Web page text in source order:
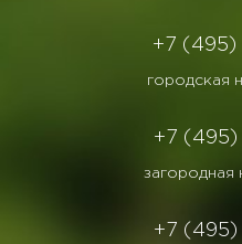
+7 (495)
городская
+7 (495)
загородная
+7 (495)